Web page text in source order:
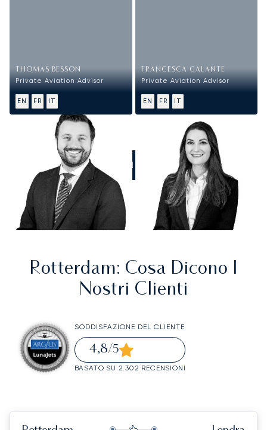
THOMAS BESSON
Private Aviation Advisor
EN FR IT
FRANCESCA GALANTE
Private Aviation Advisor
EN FR IT
CHIAMATECI
Rotterdam: Cosa Dicono I
Nostri Clienti
SODDISFAZIONE DEL CLIENTE
4,8/5
BASATO SU 2.302 RECENSIONI